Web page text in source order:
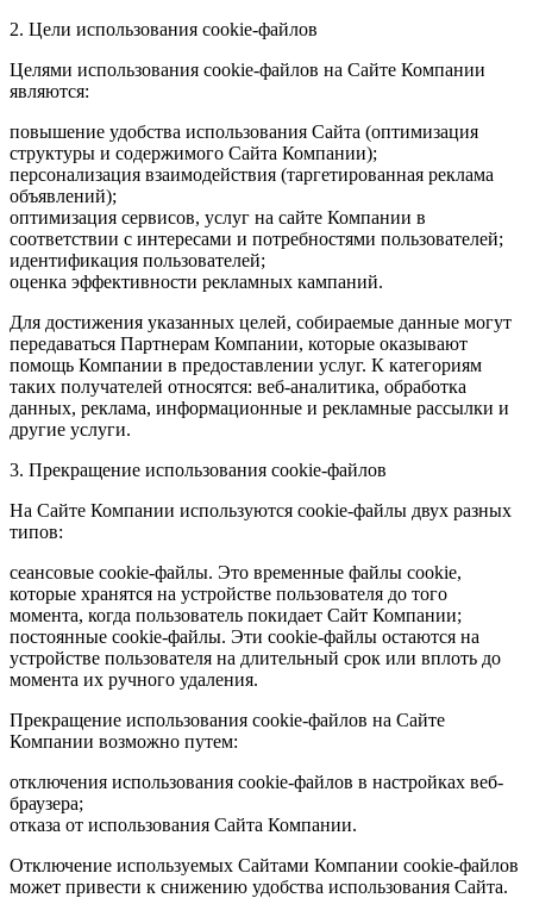
2. Цели использования cookie-файлов
Целями использования cookie-файлов на Сайте Компании
являются:
повышение удобства использования Сайта (оптимизация
структуры и содержимого Сайта Компании);
персонализация взаимодействия (таргетированная реклама
объявлений);
оптимизация сервисов, услуг на сайте Компании в
соответствии с интересами и потребностями пользователей;
идентификация пользователей;
оценка эффективности рекламных кампаний.
Для достижения указанных целей, собираемые данные могут
передаваться Партнерам Компании, которые оказывают
помощь Компании в предоставлении услуг. К категориям
таких получателей относятся: веб-аналитика, обработка
данных, реклама, информационные и рекламные рассылки и
другие услуги.
3. Прекращение использования cookie-файлов
На Сайте Компании используются cookie-файлы двух разных
типов:
сеансовые cookie-файлы. Это временные файлы cookie,
которые хранятся на устройстве пользователя до того
момента, когда пользователь покидает Сайт Компании;
постоянные cookie-файлы. Эти cookie-файлы остаются на
устройстве пользователя на длительный срок или вплоть до
момента их ручного удаления.
Прекращение использования cookie-файлов на Сайте
Компании возможно путем:
отключения использования cookie-файлов в настройках веб-
браузера;
отказа от использования Сайта Компании.
Отключение используемых Сайтами Компании cookie-файлов
может привести к снижению удобства использования Сайта.